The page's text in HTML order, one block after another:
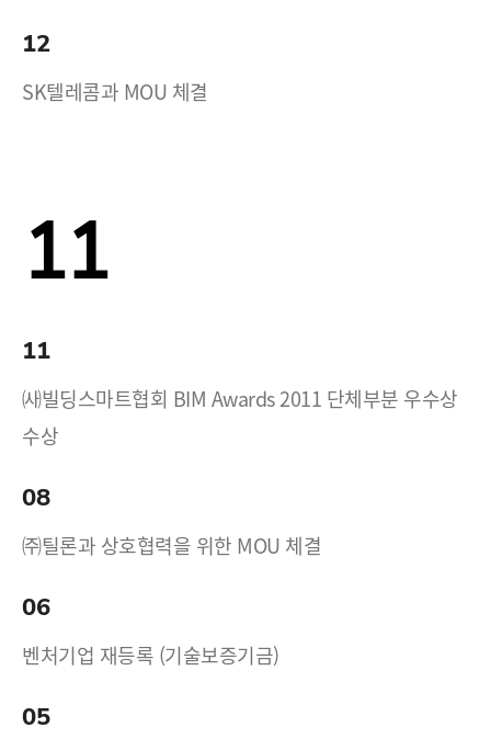
12
SK텔레콤과 MOU 체결
11
11
㈔빌딩스마트협회 BIM Awards 2011 단체부분 우수상
수상
08
㈜틸론과 상호협력을 위한 MOU 체결
06
벤처기업 재등록 (기술보증기금)
05